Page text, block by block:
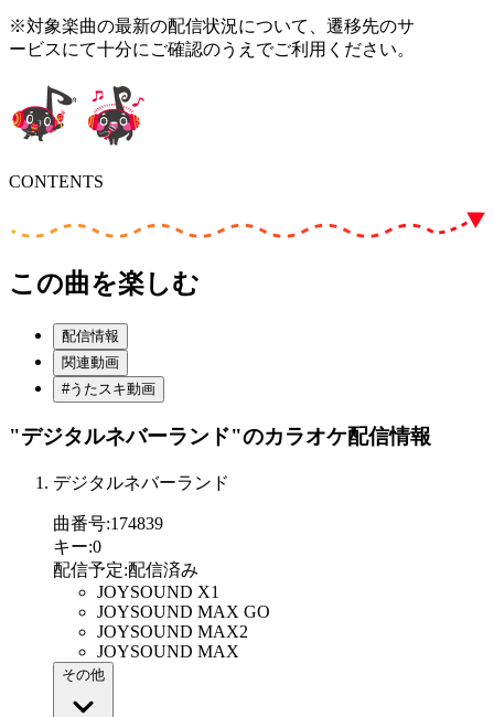
※対象楽曲の最新の配信状況について、遷移先のサ
ービスにて十分にご確認のうえでご利用ください。
CONTENTS
この曲を楽しむ
配信情報
関連動画
#うたスキ動画
"デジタルネバーランド"のカラオケ配信情報
デジタルネバーランド
曲番号:174839
キー:0
配信予定:配信済み
JOYSOUND X1
JOYSOUND MAX GO
JOYSOUND MAX2
JOYSOUND MAX
その他